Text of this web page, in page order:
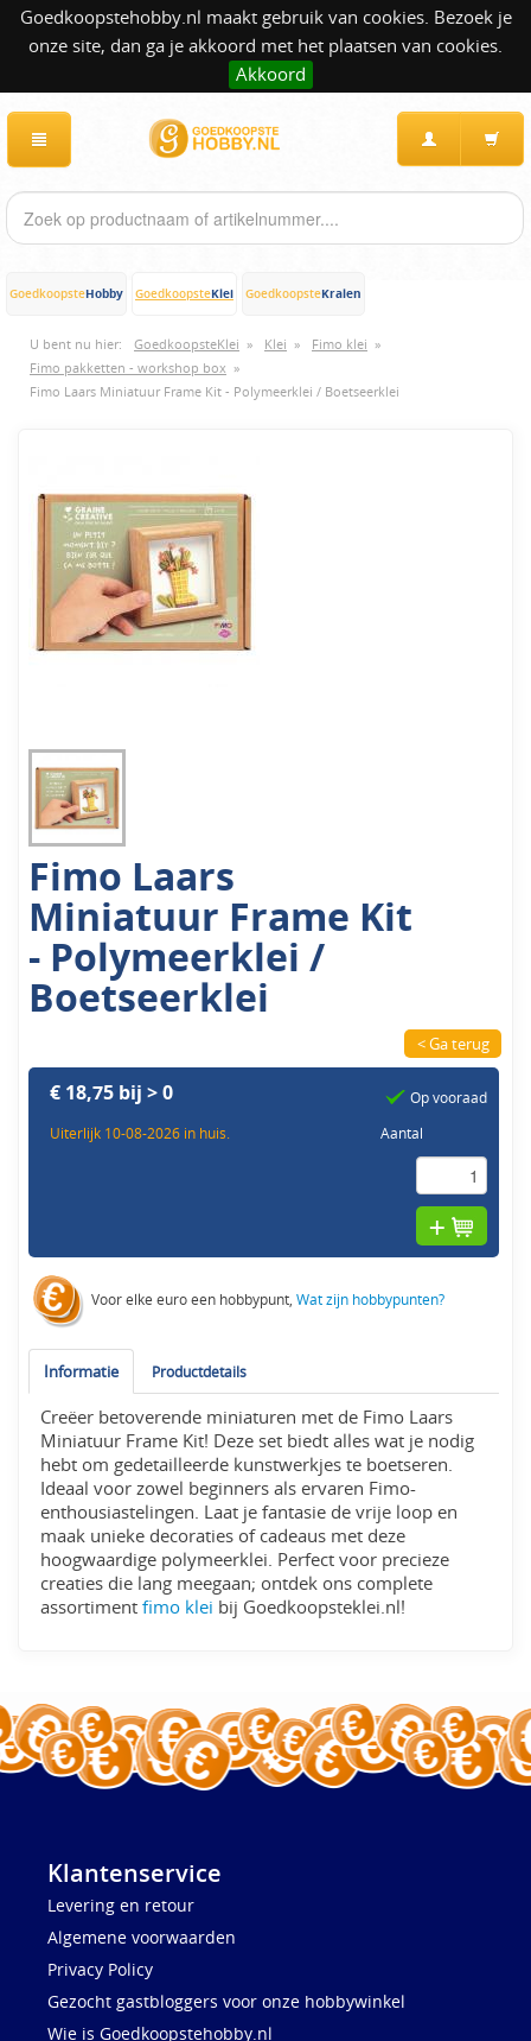
Goedkoopstehobby.nl maakt gebruik van cookies. Bezoek je
onze site, dan ga je akkoord met het plaatsen van cookies.
Akkoord
GoedkoopsteHobby GoedkoopsteKlei GoedkoopsteKralen
U bent nu hier: GoedkoopsteKlei » Klei » Fimo klei »
Fimo pakketten - workshop box »
Fimo Laars Miniatuur Frame Kit - Polymeerklei / Boetseerklei
Fimo Laars
Miniatuur Frame Kit
- Polymeerklei /
Boetseerklei
< Ga terug
€ 18,75 bij > 0
Uiterlijk 10-08-2026 in huis.
Op vooraad
Aantal
Voor elke euro een hobbypunt,Wat zijn hobbypunten?
Informatie Productdetails
Creëer betoverende miniaturen met de Fimo Laars
Miniatuur Frame Kit! Deze set biedt alles wat je nodig
hebt om gedetailleerde kunstwerkjes te boetseren.
Ideaal voor zowel beginners als ervaren Fimo-
enthousiastelingen. Laat je fantasie de vrije loop en
maak unieke decoraties of cadeaus met deze
hoogwaardige polymeerklei. Perfect voor precieze
creaties die lang meegaan; ontdek ons complete
assortimentfimo klei bij Goedkoopsteklei.nl!
Klantenservice
Levering en retour
Algemene voorwaarden
Privacy Policy
Gezocht gastbloggers voor onze hobbywinkel
Wie is Goedkoopstehobby.nl